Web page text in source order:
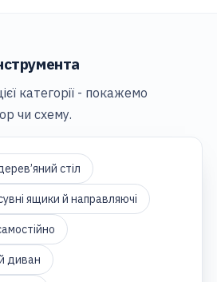
категорії - покажемо
чи схему.
стіл
ящики й направляючі
диван